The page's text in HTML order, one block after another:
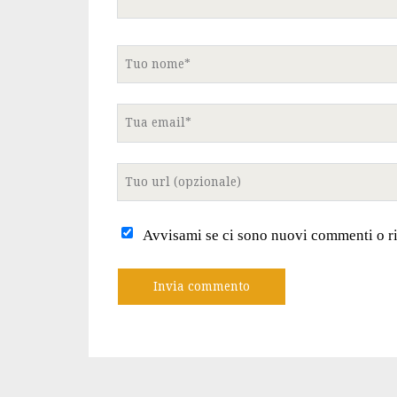
Tuo
Tua
Tuo
Avvisami se ci sono nuovi commenti o